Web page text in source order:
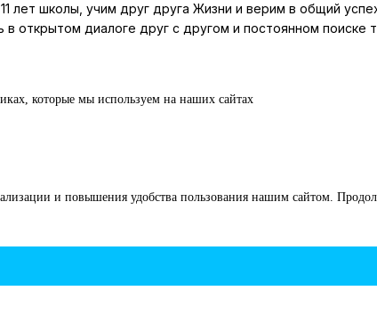
лет школы, учим друг друга Жизни и верим в общий
открытом диалоге друг с другом и постоянном поиске
которые мы используем на наших сайтах
и повышения удобства пользования нашим сайтом.